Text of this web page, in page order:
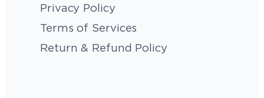
Privacy Policy
Terms of Services
Return & Refund Policy